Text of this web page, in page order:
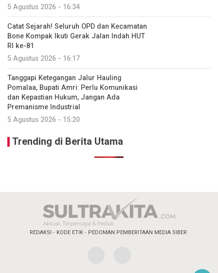
5 Agustus 2026 - 16:34
Catat Sejarah! Seluruh OPD dan Kecamatan
Bone Kompak Ikuti Gerak Jalan Indah HUT
RI ke-81
5 Agustus 2026 - 16:17
Tanggapi Ketegangan Jalur Hauling
Pomalaa, Bupati Amri: Perlu Komunikasi
dan Kepastian Hukum, Jangan Ada
Premanisme Industrial
5 Agustus 2026 - 15:20
Trending di Berita Utama
REDAKSI KODE ETIK PEDOMAN PEMBERITAAN MEDIA SIBER